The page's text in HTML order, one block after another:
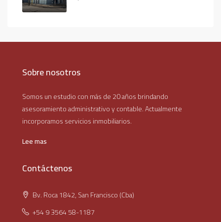
Sobre nosotros
Somos un estudio con más de 20 años brindando
asesoramiento administrativo y contable. Actualmente
incorporamos servicios inmobiliarios.
Lee mas
Contáctenos
Bv. Roca 1842, San Francisco (Cba)
+54 9 3564 58-1187